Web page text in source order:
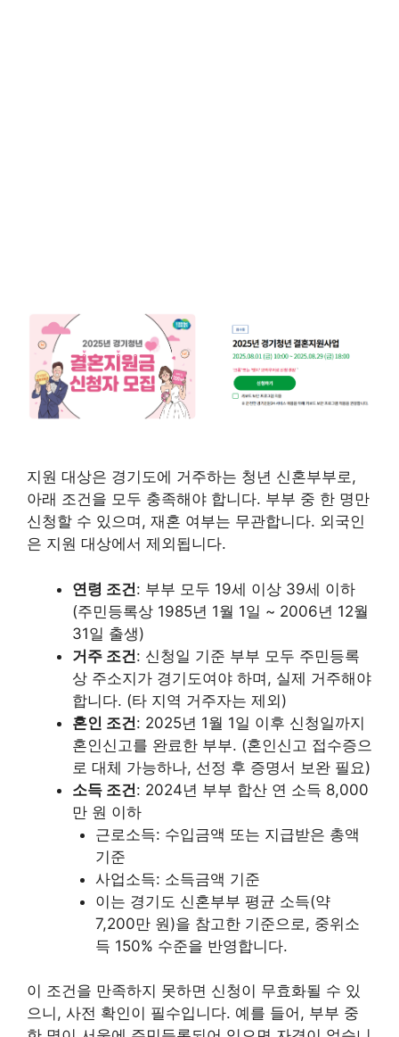
지원 대상은 경기도에 거주하는 청년 신혼부부로,
아래 조건을 모두 충족해야 합니다. 부부 중 한 명만
신청할 수 있으며, 재혼 여부는 무관합니다. 외국인
은 지원 대상에서 제외됩니다.
연령 조건: 부부 모두 19세 이상 39세 이하
(주민등록상 1985년 1월 1일 ~ 2006년 12월
31일 출생)
거주 조건: 신청일 기준 부부 모두 주민등록
상 주소지가 경기도여야 하며, 실제 거주해야
합니다. (타 지역 거주자는 제외)
혼인 조건: 2025년 1월 1일 이후 신청일까지
혼인신고를 완료한 부부. (혼인신고 접수증으
로 대체 가능하나, 선정 후 증명서 보완 필요)
소득 조건: 2024년 부부 합산 연 소득 8,000
만 원 이하
근로소득: 수입금액 또는 지급받은 총액
기준
사업소득: 소득금액 기준
이는 경기도 신혼부부 평균 소득(약
7,200만 원)을 참고한 기준으로, 중위소
득 150% 수준을 반영합니다.
이 조건을 만족하지 못하면 신청이 무효화될 수 있
으니, 사전 확인이 필수입니다. 예를 들어, 부부 중